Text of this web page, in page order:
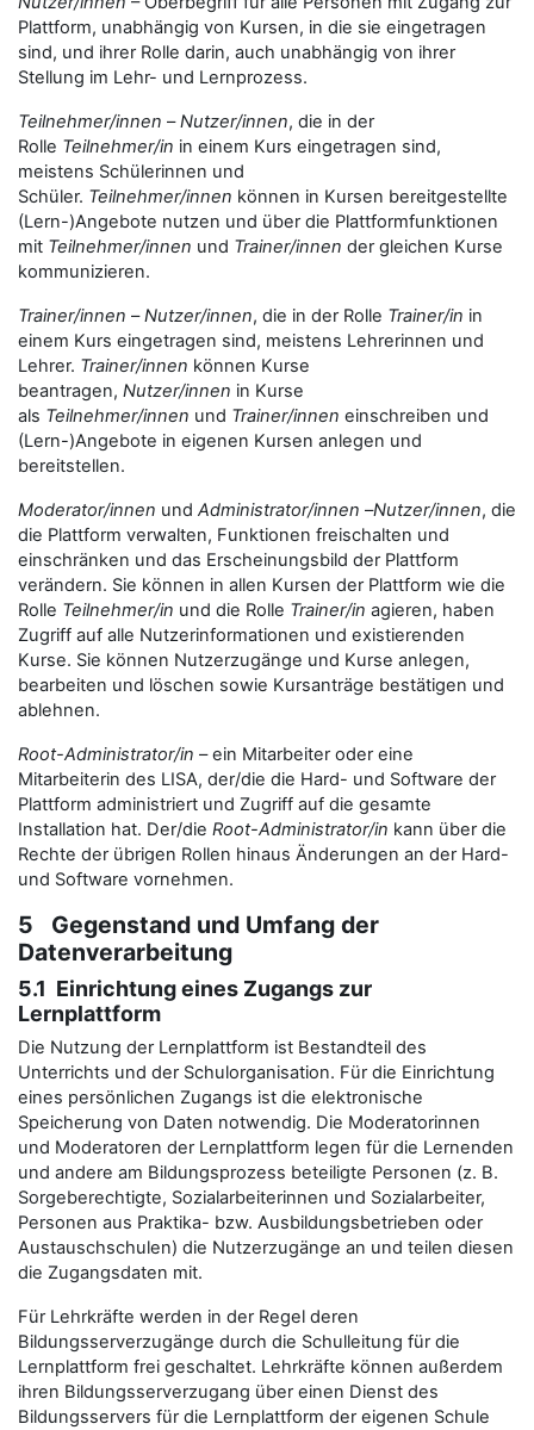
Plattform, unabhängig von Kursen, in die sie eingetragen
sind, und ihrer Rolle darin, auch unabhängig von ihrer
Stellung im Lehr- und Lernprozess.
Teilnehmer/innen –Nutzer/innen, die in der
Rolle Teilnehmer/in in einem Kurs eingetragen sind,
meistens Schülerinnen und
Schüler. Teilnehmer/innen können in Kursen bereitgestellte
(Lern-)Angebote nutzen und über die Plattformfunktionen
mit Teilnehmer/innen und Trainer/innen der gleichen Kurse
kommunizieren.
Trainer/innen –Nutzer/innen, die in der Rolle Trainer/in in
einem Kurs eingetragen sind, meistens Lehrerinnen und
Lehrer. Trainer/innen können Kurse
beantragen, Nutzer/innen in Kurse
als Teilnehmer/innen und Trainer/innen einschreiben und
(Lern-)Angebote in eigenen Kursen anlegen und
bereitstellen.
Moderator/innen und Administrator/innen –Nutzer/innen, die
die Plattform verwalten, Funktionen freischalten und
einschränken und das Erscheinungsbild der Plattform
verändern. Sie können in allen Kursen der Plattform wie die
Rolle Teilnehmer/in und die Rolle Trainer/in agieren, haben
Zugriff auf alle Nutzerinformationen und existierenden
Kurse. Sie können Nutzerzugänge und Kurse anlegen,
bearbeiten und löschen sowie Kursanträge bestätigen und
ablehnen.
Root-Administrator/in – ein Mitarbeiter oder eine
Mitarbeiterin des LISA, der/die die Hard- und Software der
Plattform administriert und Zugriff auf die gesamte
Installation hat. Der/die Root-Administrator/in kann über die
Rechte der übrigen Rollen hinaus Änderungen an der Hard-
und Software vornehmen.
5 Gegenstand und Umfang der
Datenverarbeitung
5.1 Einrichtung eines Zugangs zur
Lernplattform
Die Nutzung der Lernplattform ist Bestandteil des
Unterrichts und der Schulorganisation. Für die Einrichtung
eines persönlichen Zugangs ist die elektronische
Speicherung von Daten notwendig. Die Moderatorinnen
und Moderatoren der Lernplattform legen für die Lernenden
und andere am Bildungsprozess beteiligte Personen (z. B.
Sorgeberechtigte, Sozialarbeiterinnen und Sozialarbeiter,
Personen aus Praktika- bzw. Ausbildungsbetrieben oder
Austauschschulen) die Nutzerzugänge an und teilen diesen
die Zugangsdaten mit.
Für Lehrkräfte werden in der Regel deren
Bildungsserverzugänge durch die Schulleitung für die
Lernplattform frei geschaltet. Lehrkräfte können außerdem
ihren Bildungsserverzugang über einen Dienst des
Bildungsservers für die Lernplattform der eigenen Schule